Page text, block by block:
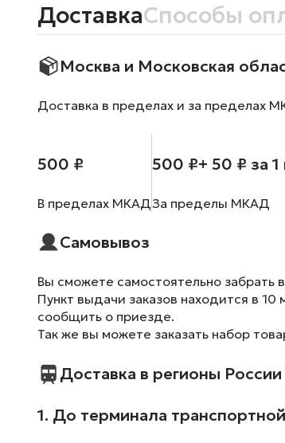
ДоставкаСпособы
Москва и Московская
Доставка в пределах и за пределах
500 ₽
В пределах МКАД
500 ₽+ 50 ₽ за
За пределы МКАД
Самовывоз
Вы сможете самостоятельно забрать
Пункт выдачи заказов находится в
сообщить о приезде.
Так же вы можете заказать набор
Доставка в регионы России
1. До терминала